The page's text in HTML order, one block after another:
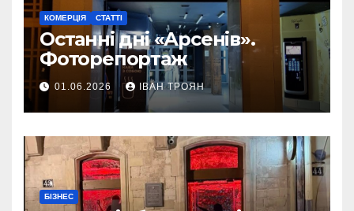
КОМЕРЦІЯ СТАТТІ
Останні дні «Арсенів».
Фоторепортаж
01.06.2026 ІВАН ТРОЯН
БІЗНЕС